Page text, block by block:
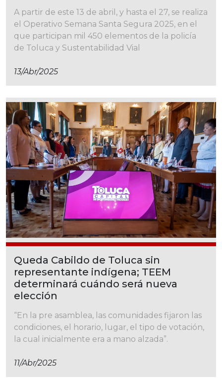
A partir de este 13 de abril, y hasta el 27, se realiza
el Operativo Semana Santa Segura 2025, en el
que participan mil 450 elementos de la policía
de Toluca y Sustentabilidad Vial
13/abr/2025
Queda Cabildo de Toluca sin
representante indígena; TEEM
determinará cuándo será nueva
elección
“En la pre asamblea, las comunidades fijaron las
condiciones, el horario, lugar, el tipo de votación,
la cual inicialmente era a mano alzada”.
11/abr/2025